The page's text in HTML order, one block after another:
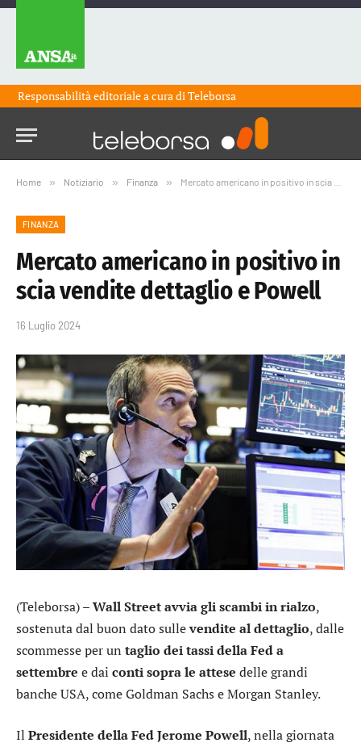
Responsabilità editoriale a cura diTeleborsa
Home » Notiziario » Finanza » Mercato americano in positivo in scia vendite dettaglio e Powell
FINANZA
Mercato americano in positivo in
scia vendite dettaglio e Powell
16 Luglio 2024
(Teleborsa) –Wall Street avvia gli scambi in rialzo,
sostenuta dal buon dato sullevendite al dettaglio, dalle
scommesse per un taglio dei tassi della Fed a
settembre e dai conti sopra le attese delle grandi
banche USA, comeGoldman Sachs eMorgan Stanley.
Il Presidente della Fed Jerome Powell, nella giornata